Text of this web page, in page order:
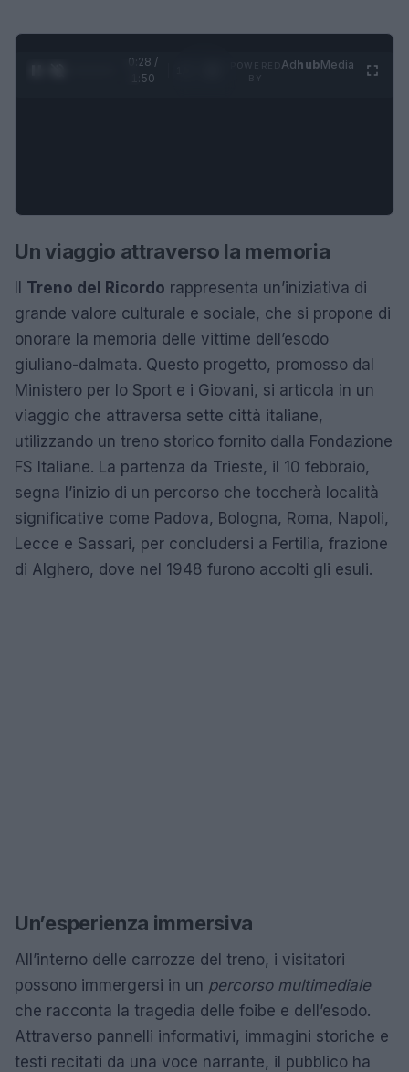
0:28 /
1:50
AdhubMedia
Un viaggio attraverso la memoria
Il Treno del Ricordo rappresenta un’iniziativa di
grande valore culturale e sociale, che si propone di
onorare la memoria delle vittime dell’esodo
giuliano-dalmata. Questo progetto, promosso dal
Ministero per lo Sport e i Giovani, si articola in un
viaggio che attraversa sette città italiane,
utilizzando un treno storico fornito dalla Fondazione
FS Italiane. La partenza da Trieste, il 10 febbraio,
segna l’inizio di un percorso che toccherà località
significative come Padova, Bologna, Roma, Napoli,
Lecce e Sassari, per concludersi a Fertilia, frazione
di Alghero, dove nel 1948 furono accolti gli esuli.
Un’esperienza immersiva
All’interno delle carrozze del treno, i visitatori
possono immergersi in un percorso multimediale
che racconta la tragedia delle foibe e dell’esodo.
Attraverso pannelli informativi, immagini storiche e
testi recitati da una voce narrante, il pubblico ha